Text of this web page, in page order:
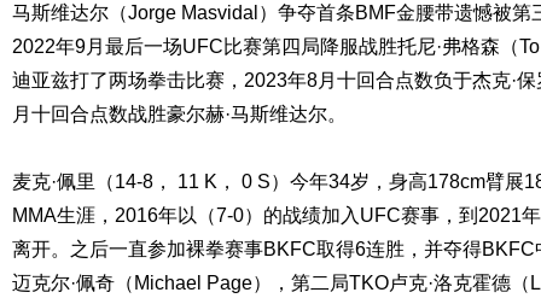
马斯维达尔（Jorge Masvidal）争夺首条BMF金腰带遗憾被第
2022年9月最后一场UFC比赛第四局降服战胜托尼·弗格森（
迪亚兹打了两场拳击比赛，2023年8月十回合点数负于杰克·
月十回合点数战胜豪尔赫·马斯维达尔。
麦克·佩里（14-8， 11 K， 0 S）今年34岁，身高178cm臂展
MMA生涯，2016年以（7-0）的战绩加入UFC赛事，到2021
离开。之后一直参加裸拳赛事BKFC取得6连胜，并夺得
迈克尔·佩奇（Michael Page），第二局TKO卢克·洛克霍德（